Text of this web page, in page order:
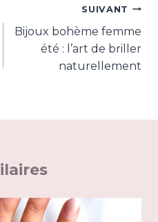
SUIVANT
Bijoux bohème femme
été : l’art de briller
naturellement